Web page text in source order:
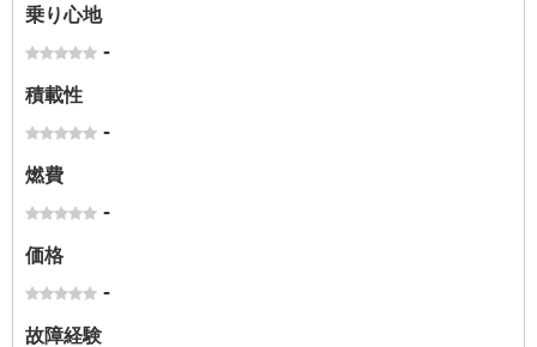
乗り心地
-
積載性
-
燃費
-
価格
-
故障経験